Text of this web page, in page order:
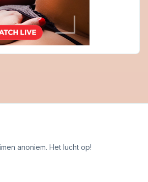
anoniem. Het lucht op!